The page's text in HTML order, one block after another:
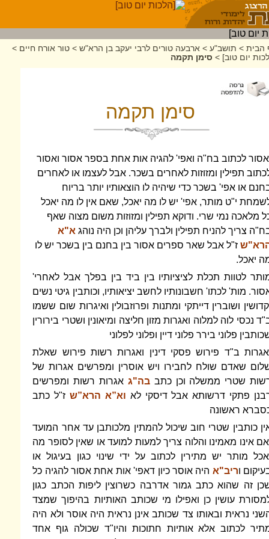
הבית > תושב"ע > ארבעה טורים לרבי יעקב בן הרא"ש > טור אורח חיים >
יום טוב] > סימן תקמה
סימן תקמה
אסור לכתוב בח"ה ואפי' להגיה אות אחת בספר אסור ואסור
תפילין ומזוזות לאחרים בשכר. אבל לעצמו או לאחרים
או אפי' בשכר כדי שיהיה לו הוצאותיו יותר בריוח
י"ט מותר, אפי' יש לו מה יאכל, שאם אין לו מה יאכל
מלאכה נמי שרי. ודוקא תפילין ומזוזות משום מצוה שאף
צריך להניח תפילין ולברך עליהן וכן היה נוהג א"א
ז"ל אבל שאר ספרים אסור בין בחנם בין בשכר יש לו
יאכל.
לטוות תכלת לציציותיו בין ביד בין בפלך אבל לאחרי'
מות' לכתו' חשבונותיו לחשב יציאותיו, וכותבין גיטי נשים
ושוברין דייתקי ומתנות ופרוזבולין ואיגרות שום ששמו
נכסי לוה למלוה ואגרות מזון חליצה ומיאונין ושטרי בירורין
פלוני בירר פלוני דיין ופלוני לפלוני
ב"ד פירוש פסקי דינין ואגרות רשות פירוש שאלת
שאדם שולח לחבירו ויש אוסרין ומפרשים אגרות של
שטרי ממשלה וכן כתב בה"ג אגרות רשות ומפרשים
פתקי דרשותא אבל דיסקי לא וא”א הרא”שז"ל כתב
ראשונה
כותבין שטרי חוב שיכול להמתין מלכותבן עד אחר המועד
אינו מאמינו והלוה צריך למעות למועד או שאין לסופר מה
מותר יש מתירין לכתוב על ידי שינוי כגון בעיגול או
וריב"א היה אוסר כיון דאפי' אות אחת אסור להגיה כל
זה שהוא כתב גמור אדרבה כשרוצין ליפות הכתב כגון
עושין כן ואפילו מי שכותב האותיות בהיפוך שמצד
נראית ובאותו צד שכותב אינן נראית היה אוסר ולא היה
לכתוב אלא אותיות חתוכות והיו"ד שכולה גוף אחד